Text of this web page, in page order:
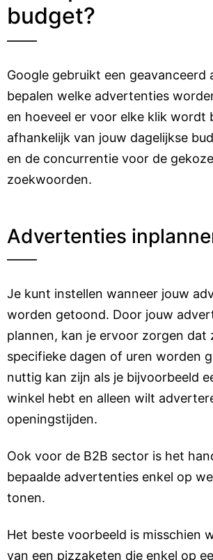
budget?
Google gebruikt een geavanceerd
bepalen welke advertenties
en hoeveel er voor elke klik wordt
afhankelijk van jouw dagelijkse
en de concurrentie voor de
zoekwoorden.
Advertenties
Je kunt instellen wanneer jouw
worden getoond. Door jouw
plannen, kan je ervoor zorgen dat
specifieke dagen of uren worden
nuttig kan zijn als je bijvoorbeeld
winkel hebt en alleen wilt
openingstijden.
Ook voor de B2B sector is het
bepaalde advertenties enkel op
tonen.
Het beste voorbeeld is misschien
van een pizzaketen die enkel op